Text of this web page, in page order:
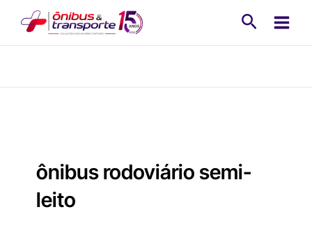
ônibus rodoviário semi-
leito